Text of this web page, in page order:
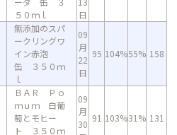
５０ｍｌ
日
無添加のスパ
ークリングワ
イン赤泡
缶 ３５０ｍ
ｌ
09
月
22
日
95 104%55% 158
ＢＡＲ Ｐｏ
ｍｕｍ 白葡
萄とモヒー
ト ３５０ｍ
09
月
30
91 103%31% 131